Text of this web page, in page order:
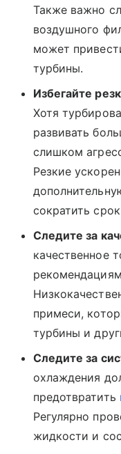
Также важно
воздушного
может
турбины.
Избегайте
Хотя
развивать
слишком
Резкие
сократить
Следите за
качественное
примеси,
турбины и
Следите за
охлаждения
предотвратить
Регулярно
жидкости и